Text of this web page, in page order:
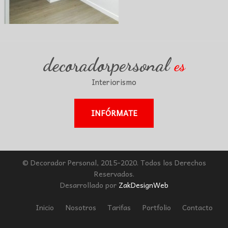
decoradorpersonales
Interiorismo
INFÓRMATE
© Decorador Personal, 2015-2020. Todos los Derechos
Reservados.
Desarrollado por ZakDesignWeb
Inicio Nosotros Tarifas Portfolio Contacto